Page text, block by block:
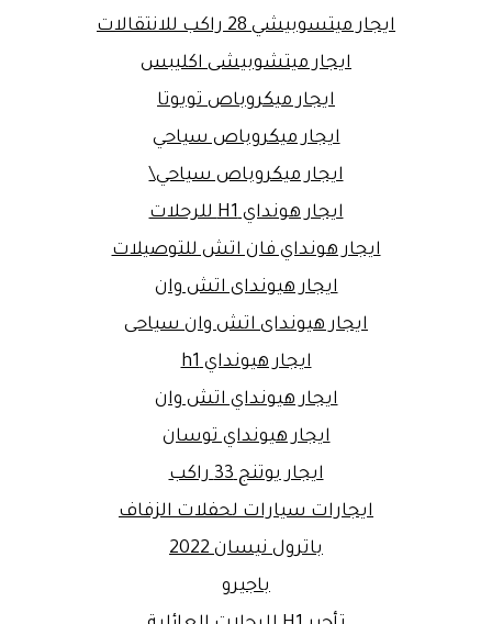
ايجار ميتسوبيشي 28 راكب للانتقالات
ايجار ميتشوبيشى اكليبس
ايجار ميكروباص تويوتا
ايجار ميكروباص سياحي
ايجار ميكروباص سياحي\
ايجار هونداي H1 للرحلات
ايجار هونداي فان اتش للتوصيلات
ايجار هيونداى اتش وان
ايجار هيونداى اتش وان سياحى
ايجار هيونداي h1
ايجار هيونداي اتش وان
ايجار هيونداي توسان
ايجار يوتنج 33 راكب
ايجارات سيارات لحفلات الزفاف
باترول نيسان 2022
باجيرو